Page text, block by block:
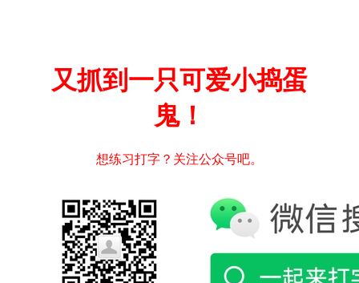
又抓到一只可爱小捣蛋
鬼！
想练习打字？关注公众号吧。